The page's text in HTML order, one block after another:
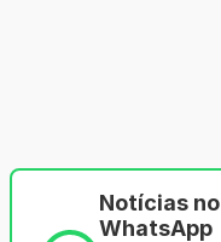
Notícias no
WhatsApp